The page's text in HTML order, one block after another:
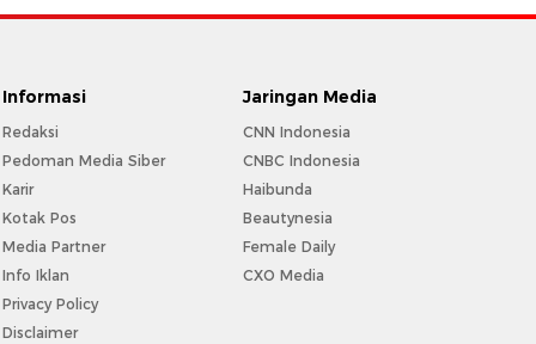
Informasi
Redaksi
Pedoman Media Siber
Karir
Kotak Pos
Media Partner
Info Iklan
Privacy Policy
Disclaimer
Jaringan Media
CNN Indonesia
CNBC Indonesia
Haibunda
Beautynesia
Female Daily
CXO Media